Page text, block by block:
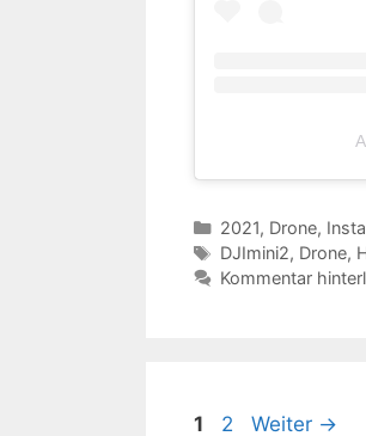
Kategorien
2021, Drone,
Schlagwörter
DJImini2, Drone,
Kommentar
Seite
1 Seite
2 Weiter →